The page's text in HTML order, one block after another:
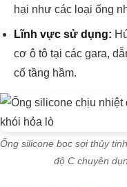
hại như các loại ống
Lĩnh vực sử dụng:
cơ ô tô tại các gara,
cố tầng hầm.
Ống silicone bọc sợi thủy
độ C chuyên